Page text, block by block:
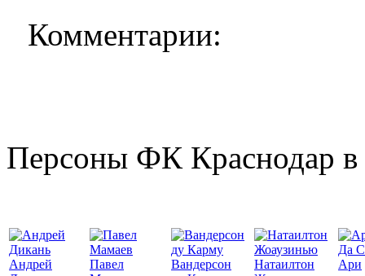
Комментарии:
Персоны ФК Краснодар в
Андрей
Павел
Вандерсон
Натаилтон
Да
Ари